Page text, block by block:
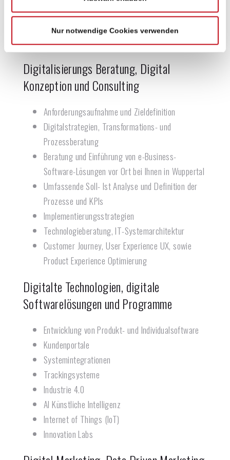
Nur notwendige Cookies verwenden
Page-Speed
Suchmaschinenoptimierung SEO, SEA und/oder
SEM
Digitalisierungs Beratung, Digital
Konzeption und Consulting
Anforderungsaufnahme und Zieldefinition
Digitalstrategien, Transformations- und
Prozessberatung
Beratung und Einführung von e-Business-
Software-Lösungen vor Ort bei Ihnen in Wuppertal
Umfassende Soll- Ist Analyse und Definition der
Prozesse und KPIs
Implementierungsstrategien
Technologieberatung, IT-Systemarchitektur
Customer Journey, User Experience UX, sowie
Product Experience Optimierung
Digitalte Technologien, digitale
Softwarelösungen und Programme
Entwicklung von Produkt- und Individualsoftware
Kundenportale
Systemintegrationen
Trackingsysteme
Industrie 4.0
AI Künstliche Intelligenz
Internet of Things (IoT)
Innovation Labs